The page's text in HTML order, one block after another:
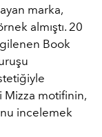
marka,
almıştı. 20
Book
motifinin,
incelemek